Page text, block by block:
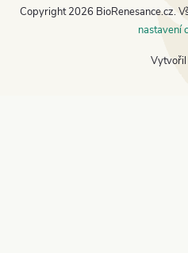
Copyright 2026 BioRenesance.cz.
nastavení